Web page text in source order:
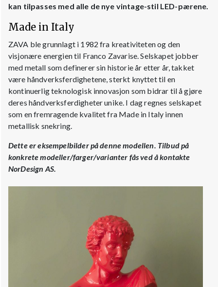
kan tilpasses med alle de nye vintage-stil LED-pærene.
Made in Italy
ZAVA ble grunnlagt i 1982 fra kreativiteten og den
visjonære energien til Franco Zavarise. Selskapet jobber
med metall som definerer sin historie år etter år, takket
være håndverksferdighetene, sterkt knyttet til en
kontinuerlig teknologisk innovasjon som bidrar til å gjøre
deres håndverksferdigheter unike. I dag regnes selskapet
som en fremragende kvalitet fra Made in Italy innen
metallisk snekring.
Dette er eksempelbilder på denne modellen. Tilbud på
konkrete modeller/farger/varianter fås ved å kontakte
NorDesign AS.